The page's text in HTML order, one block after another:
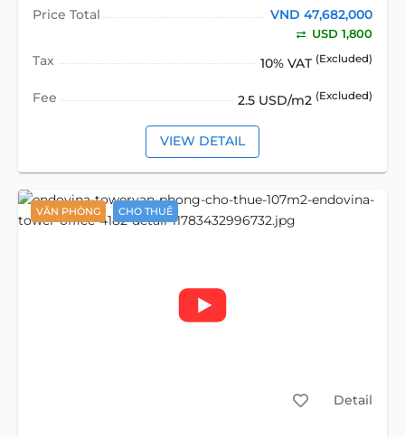
Price Total VND 47,682,000
USD 1,800
Tax 10% VAT (Excluded)
Fee 2.5 USD/m2 (Excluded)
VIEW DETAIL
VĂN PHÒNG CHO THUÊ
Detail